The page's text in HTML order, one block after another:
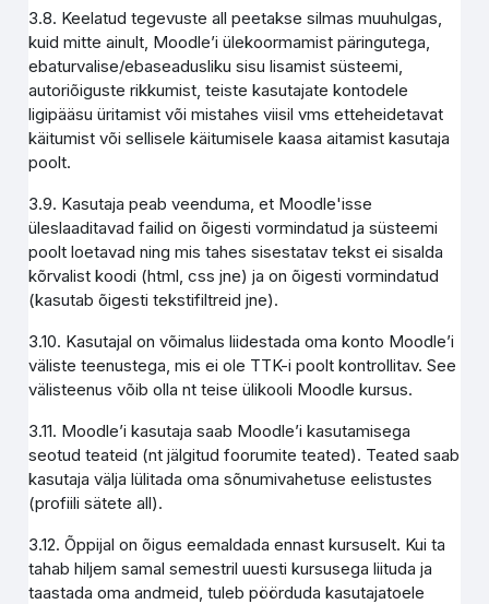
3.8. Keelatud tegevuste all peetakse silmas muuhulgas,
kuid mitte ainult, Moodle’i ülekoormamist päringutega,
ebaturvalise/ebaseadusliku sisu lisamist süsteemi,
autoriõiguste rikkumist, teiste kasutajate kontodele
ligipääsu üritamist või mistahes viisil vms etteheidetavat
käitumist või sellisele käitumisele kaasa aitamist kasutaja
poolt.
3.9. Kasutaja peab veenduma, et Moodle'isse
üleslaaditavad failid on õigesti vormindatud ja süsteemi
poolt loetavad ning mis tahes sisestatav tekst ei sisalda
kõrvalist koodi (html, css jne) ja on õigesti vormindatud
(kasutab õigesti tekstifiltreid jne).
3.10. Kasutajal on võimalus liidestada oma konto Moodle’i
väliste teenustega, mis ei ole TTK-i poolt kontrollitav. See
välisteenus võib olla nt teise ülikooli Moodle kursus.
3.11. Moodle’i kasutaja saab Moodle’i kasutamisega
seotud teateid (nt jälgitud foorumite teated). Teated saab
kasutaja välja lülitada oma sõnumivahetuse eelistustes
(profiili sätete all).
3.12. Õppijal on õigus eemaldada ennast kursuselt. Kui ta
tahab hiljem samal semestril uuesti kursusega liituda ja
taastada oma andmeid, tuleb pöörduda kasutajatoele